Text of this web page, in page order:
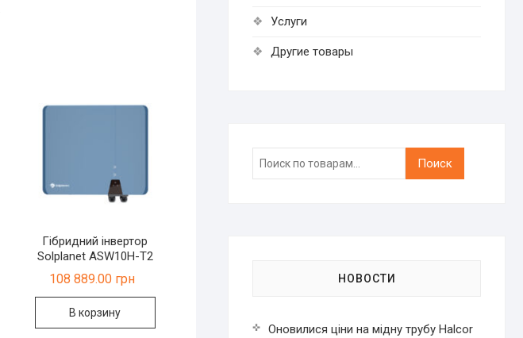
Гібридний інвертор
Solplanet ASW10H-T2
108 889.00 грн
В корзину
Услуги
Другие товары
Искать:
Поиск
НОВОСТИ
Оновилися ціни на мідну трубу Halcor